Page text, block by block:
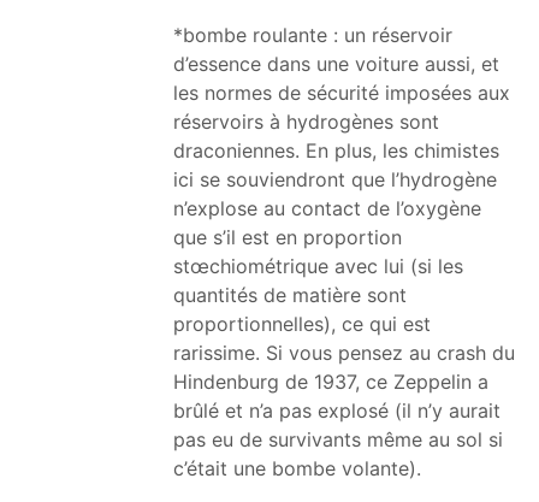
*bombe roulante : un réservoir
d’essence dans une voiture aussi, et
les normes de sécurité imposées aux
réservoirs à hydrogènes sont
draconiennes. En plus, les chimistes
ici se souviendront que l’hydrogène
n’explose au contact de l’oxygène
que s’il est en proportion
stœchiométrique avec lui (si les
quantités de matière sont
proportionnelles), ce qui est
rarissime. Si vous pensez au crash du
Hindenburg de 1937, ce Zeppelin a
brûlé et n’a pas explosé (il n’y aurait
pas eu de survivants même au sol si
c’était une bombe volante).